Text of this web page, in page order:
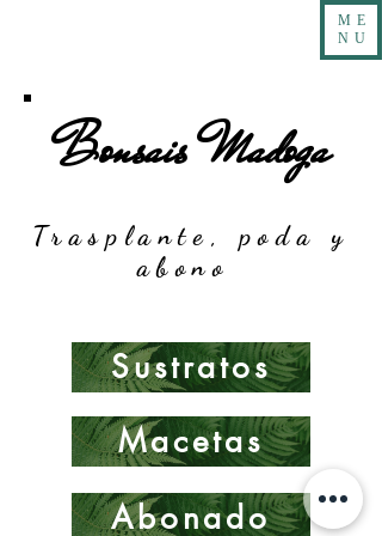
ME
NU
Bonsais Madoga
Trasplante, poda y
abono
Sustratos
Macetas
Abonado